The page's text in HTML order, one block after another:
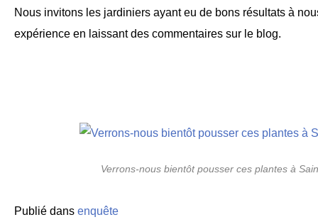
Nous invitons les jardiniers ayant eu de bons résultats à
expérience en laissant des commentaires sur le blog.
Verrons-nous bientôt pousser ces plantes à
Publié dans enquête